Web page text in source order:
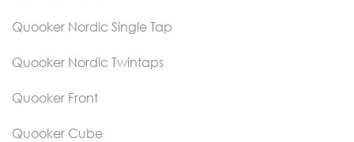
Quooker Nordic Single Tap
Quooker Nordic Twintaps
Quooker Front
Quooker Cube